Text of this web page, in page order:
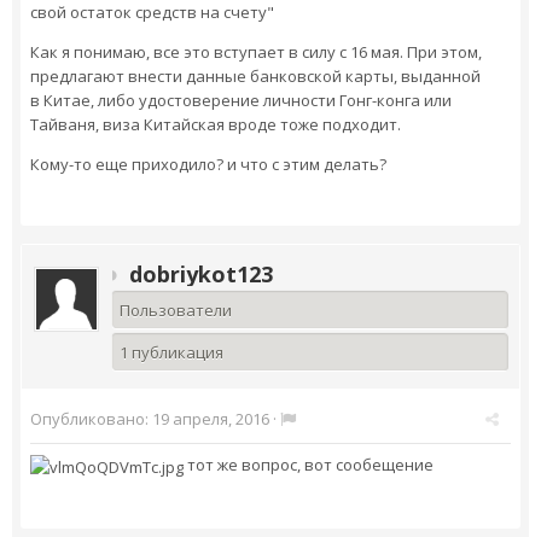
свой остаток средств на счету"
Как я понимаю, все это вступает в силу с 16 мая. При этом,
предлагают внести данные банковской карты, выданной
в Китае, либо удостоверение личности Гонг-конга или
Тайваня, виза Китайская вроде тоже подходит.
Кому-то еще приходило? и что с этим делать?
dobriykot123
Пользователи
1 публикация
Опубликовано: 19 апреля, 2016 ·
тот же вопрос, вот сообещение